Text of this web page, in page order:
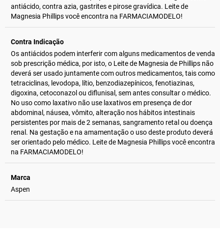
antiácido, contra azia, gastrites e pirose gravídica. Leite de
Magnesia Phillips você encontra na FARMACIAMODELO!
Contra Indicação
Os antiácidos podem interferir com alguns medicamentos de venda
sob prescrição médica, por isto, o Leite de Magnesia de Phillips não
deverá ser usado juntamente com outros medicamentos, tais como
tetraciclinas, levodopa, lítio, benzodiazepínicos, fenotiazinas,
digoxina, cetoconazol ou diflunisal, sem antes consultar o médico.
No uso como laxativo não use laxativos em presença de dor
abdominal, náusea, vômito, alteração nos hábitos intestinais
persistentes por mais de 2 semanas, sangramento retal ou doença
renal. Na gestação e na amamentação o uso deste produto deverá
ser orientado pelo médico. Leite de Magnesia Phillips você encontra
na FARMACIAMODELO!
Marca
Aspen